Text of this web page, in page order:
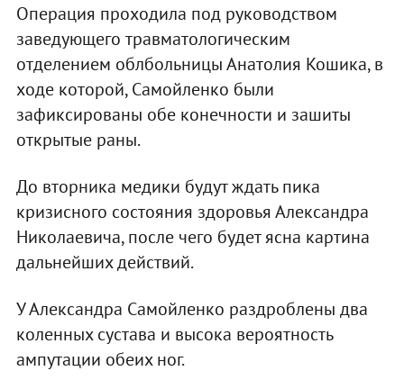
Операция проходила под руководством
заведующего травматологическим
отделением облбольницы Анатолия Кошика, в
ходе которой, Самойленко были
зафиксированы обе конечности и зашиты
открытые раны.
До вторника медики будут ждать пика
кризисного состояния здоровья Александра
Николаевича, после чего будет ясна картина
дальнейших действий.
У Александра Самойленко раздроблены два
коленных сустава и высока вероятность
ампутации обеих ног.